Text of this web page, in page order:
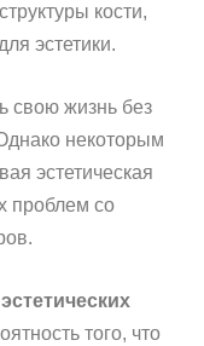
кости,
эстетики.
свою жизнь без
некоторым
эстетическая
проблем со
эстетических
того, что